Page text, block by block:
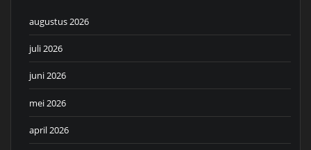
augustus 2026
juli 2026
juni 2026
mei 2026
april 2026